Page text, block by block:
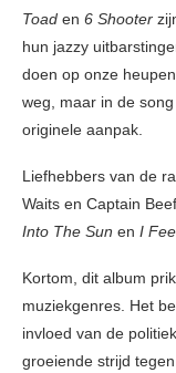
Toad en 6 Shooter
hun jazzy
doen op onze
weg, maar in de song
originele aanpak.
Liefhebbers van de
Waits en Captain
Into The Sun en I
Kortom, dit album
muziekgenres. Het
invloed van de
groeiende strijd